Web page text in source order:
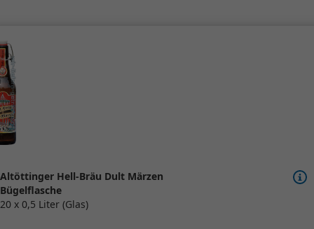
Altöttinger Hell-Bräu Dult Märzen
Bügelflasche
20 x 0,5 Liter (Glas)